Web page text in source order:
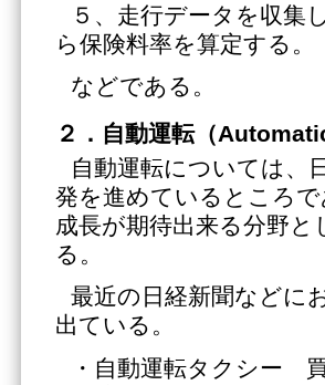
５、走行データを収集
ら保険料率を算定する。
などである。
２．自動運転（
自動運転については、
発を進めているところ
成長が期待出来る分野
る。
最近の日経新聞などに
出ている。
・自動運転タクシー